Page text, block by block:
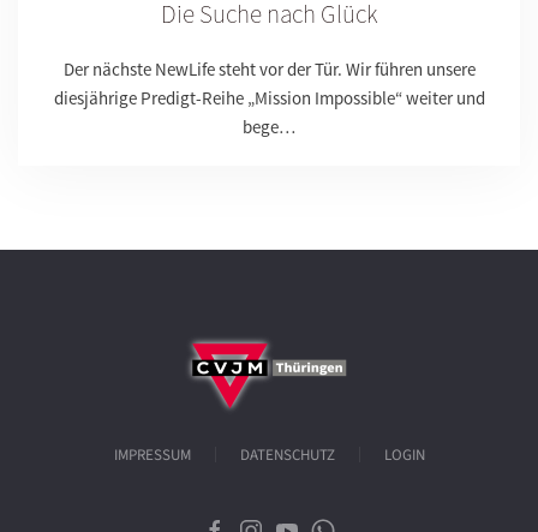
Die Suche nach Glück
Der nächste NewLife steht vor der Tür. Wir führen unsere
diesjährige Predigt-Reihe „Mission Impossible“ weiter und
bege…
IMPRESSUM DATENSCHUTZ LOGIN